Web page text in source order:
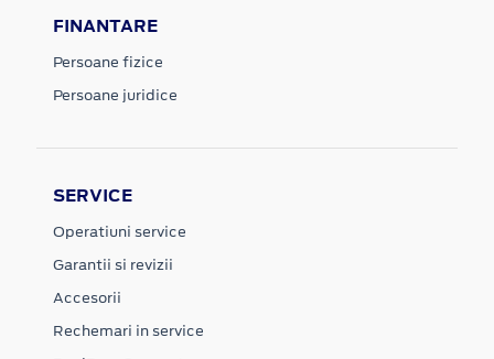
FINANTARE
Persoane fizice
Persoane juridice
SERVICE
Operatiuni service
Garantii si revizii
Accesorii
Rechemari in service